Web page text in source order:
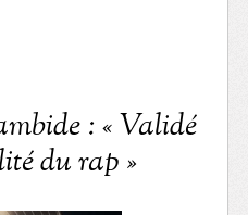
: « Validé
du rap »